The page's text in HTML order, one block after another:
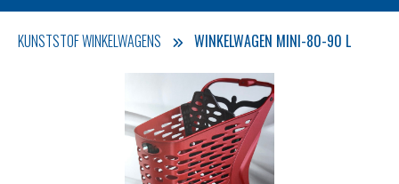
KUNSTSTOF WINKELWAGENS WINKELWAGEN MINI-80-90 L